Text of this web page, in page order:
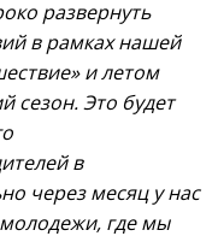
развернуть
в рамках нашей
и летом
сезон. Это будет
в
через месяц у нас
где мы